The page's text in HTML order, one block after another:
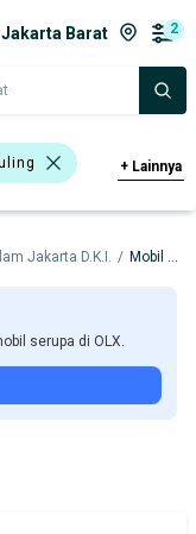
Barat 2
Tahun
+ Lainnya
Jakarta D.K.I. / Mobil Bekas dalam Jakarta Barat
serupa di OLX.